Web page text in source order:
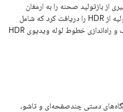
از بازتولید صحنه را به ارمغان
می‌آورد. اندروید ۷.۰ پشتیبانی اولیه از HDR را دریافت کرد که شامل
ایجاد ثابت‌های مناسب برای کشف و راه‌اندازی خطوط لوله ویدیوی HDR
از دستگاه‌های دستی چندصفحه‌ای و تاشو،